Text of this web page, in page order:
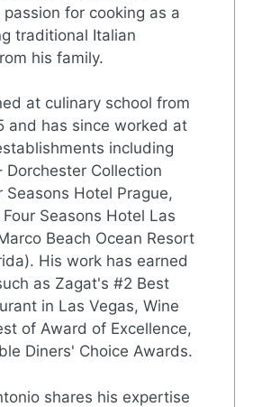
for cooking as a
traditional Italian
his family.
at culinary school from
and has since worked at
including
Dorchester Collection
Seasons Hotel Prague,
Seasons Hotel Las
Beach Ocean Resort
His work has earned
as Zagat's #2 Best
in Las Vegas, Wine
of Award of Excellence,
Diners' Choice Awards.
shares his expertise